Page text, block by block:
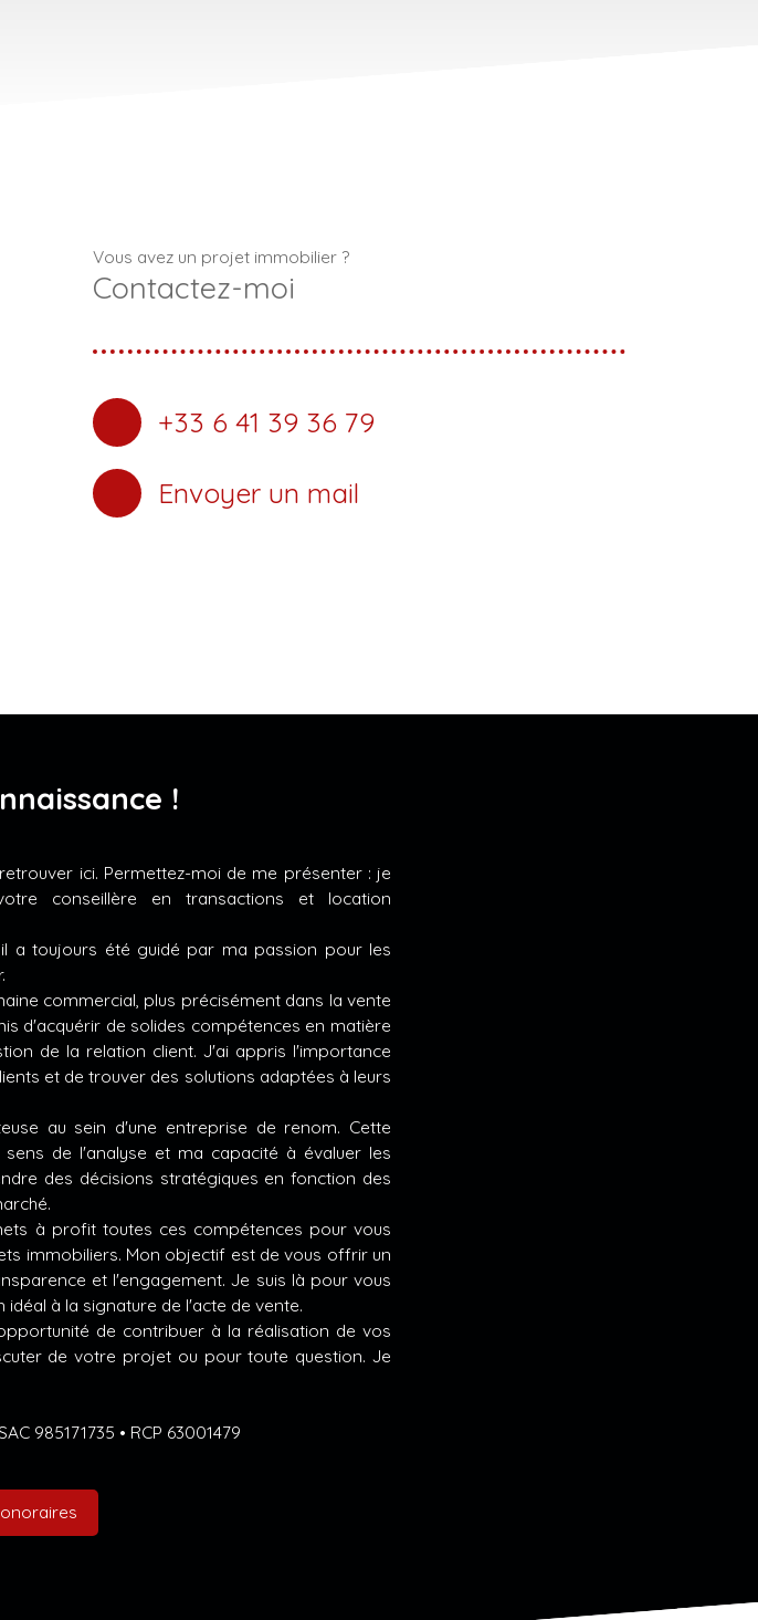
Vous avez un projet immobilier ?
Contactez-moi
+33 6 41 39 36 79
Envoyer un mail
!
ici. Permettez-moi de me présenter : je
conseillère en transactions et location
a toujours été guidé par ma passion pour les
commercial, plus précisément dans la vente
d'acquérir de solides compétences en matière
de la relation client. J'ai appris l'importance
et de trouver des solutions adaptées à leurs
au sein d'une entreprise de renom. Cette
de l'analyse et ma capacité à évaluer les
des décisions stratégiques en fonction des
à profit toutes ces compétences pour vous
immobiliers. Mon objectif est de vous offrir un
et l'engagement. Je suis là pour vous
à la signature de l'acte de vente.
de contribuer à la réalisation de vos
de votre projet ou pour toute question. Je
985171735 • RCP 63001479